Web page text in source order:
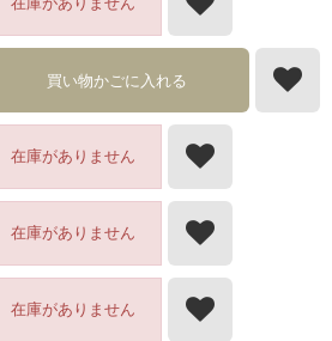
買い物かごに入れる
在庫がありません
在庫がありません
在庫がありません